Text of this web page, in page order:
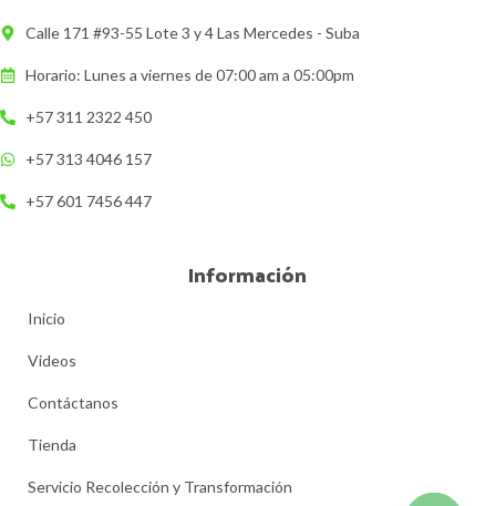
Calle 171 #93-55 Lote 3 y 4 Las Mercedes - Suba
Horario: Lunes a viernes de 07:00 am a 05:00pm
+57 311 2322 450
+57 313 4046 157
+57 601 7456 447
Información
Inicio
Videos
Contáctanos
Tienda
Servicio Recolección y Transformación